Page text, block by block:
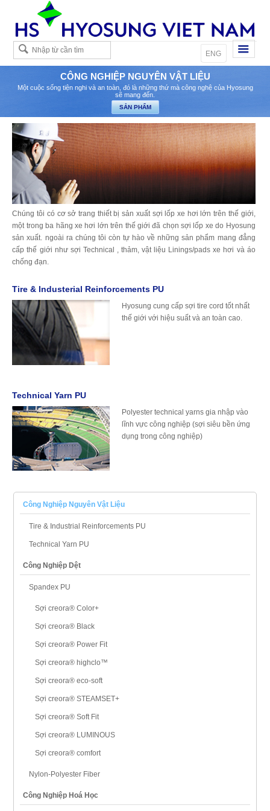
Việt
ENG
CÔNG NGHIỆP NGUYÊN VẬT LIỆU
Một cuộc sống tiện nghi và an toàn, đó là những thứ mà công nghệ của Hyosung
sẽ mang đến.
Chúng tôi có cơ sở trang thiết bị sản xuất sợi lốp xe hơi lớn trên thế giới,
một trong ba hãng xe hơi lớn trên thế giới đã chọn sợi lốp xe do Hyosung
sản xuất. ngoài ra chúng tôi còn tự hào về những sản phẩm mang đẳng
cấp thế giới như sợi Technical , thảm, vật liệu Linings/pads xe hơi và áo
chống đạn.
Tire & Industerial Reinforcements PU
Tire & Industerial Reinforcements PU
" />
Hyosung cung cấp sợi tire cord tốt nhất
thế giới với hiệu suất và an toàn cao.
Technical Yarn PU
Technical Yarn PU
" />
Polyester technical yarns gia nhập vào
lĩnh vực công nghiệp (sợi siêu bền ứng
dụng trong công nghiệp)
Công Nghiệp Nguyên Vật Liệu
Tire & Industrial Reinforcements PU
Technical Yarn PU
Công Nghiệp Dệt
Spandex PU
Sợi creora® Color+
Sợi creora® Black
Sợi creora® Power Fit
Sợi creora® highclo™
Sợi creora® eco-soft
Sợi creora® STEAMSET+
Sợi creora® Soft Fit
Sợi creora® LUMINOUS
Sợi creora® comfort
Nylon-Polyester Fiber
Công Nghiệp Hoá Học